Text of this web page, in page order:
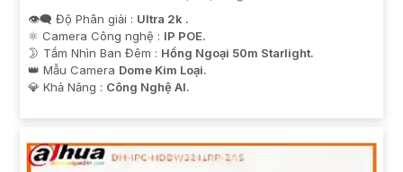
👁️‍🗨 Độ Phân giải : Ultra 2k .
⚛️ Camera Công nghệ : IP POE.
🌛 Tầm Nhìn Ban Đêm : Hồng Ngoại 50m Starlight.
👑 Mẫu Camera Dome Kim Loại.
️💎 Khả Năng : Công Nghệ AI.